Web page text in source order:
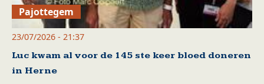
Pajottegem
23/07/2026 - 21:37
Luc kwam al voor de 145 ste keer bloed doneren
in Herne